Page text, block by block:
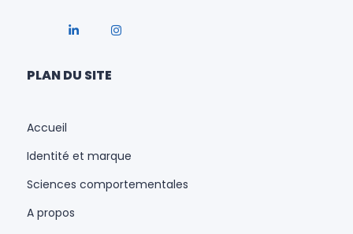
PLAN DU SITE
Accueil
Identité et marque
Sciences comportementales
A propos